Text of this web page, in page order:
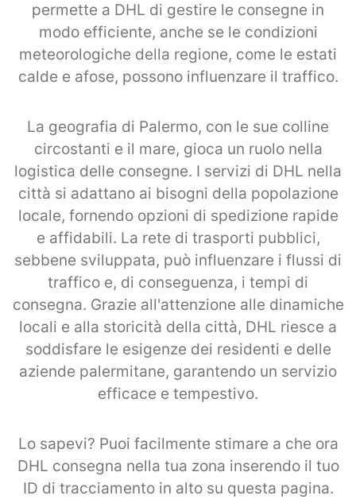
permette a DHL di gestire le consegne in
modo efficiente, anche se le condizioni
meteorologiche della regione, come le estati
calde e afose, possono influenzare il traffico.
La geografia di Palermo, con le sue colline
circostanti e il mare, gioca un ruolo nella
logistica delle consegne. I servizi di DHL nella
città si adattano ai bisogni della popolazione
locale, fornendo opzioni di spedizione rapide
e affidabili. La rete di trasporti pubblici,
sebbene sviluppata, può influenzare i flussi di
traffico e, di conseguenza, i tempi di
consegna. Grazie all'attenzione alle dinamiche
locali e alla storicità della città, DHL riesce a
soddisfare le esigenze dei residenti e delle
aziende palermitane, garantendo un servizio
efficace e tempestivo.
Lo sapevi? Puoi facilmente stimare a che ora
DHL consegna nella tua zona inserendo il tuo
ID di tracciamento in alto su questa pagina.